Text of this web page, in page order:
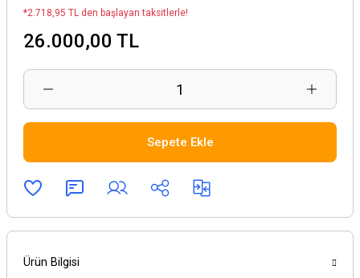
*2.718,95 TL den başlayan taksitlerle!
26.000,00 TL
Sepete Ekle
Ürün Bilgisi